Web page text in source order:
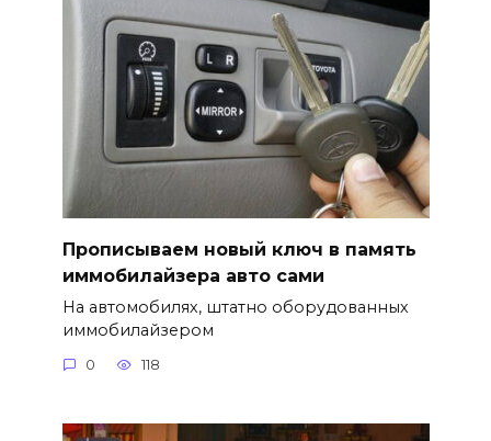
Прописываем новый ключ в память
иммобилайзера авто сами
На автомобилях, штатно оборудованных
иммобилайзером
0 118